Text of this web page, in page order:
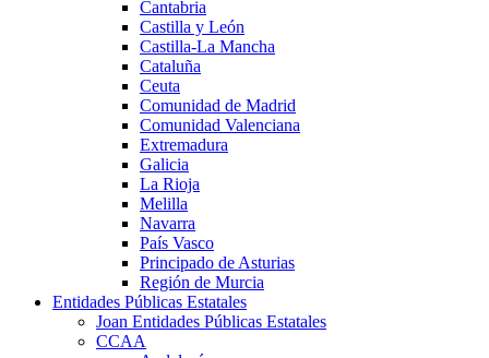
Cantabria
Castilla y León
Castilla-La Mancha
Cataluña
Ceuta
Comunidad de Madrid
Comunidad Valenciana
Extremadura
Galicia
La Rioja
Melilla
Navarra
País Vasco
Principado de Asturias
Región de Murcia
Entidades Públicas Estatales
Joan Entidades Públicas Estatales
CCAA